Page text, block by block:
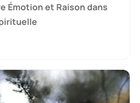
Émotion et Raison dans